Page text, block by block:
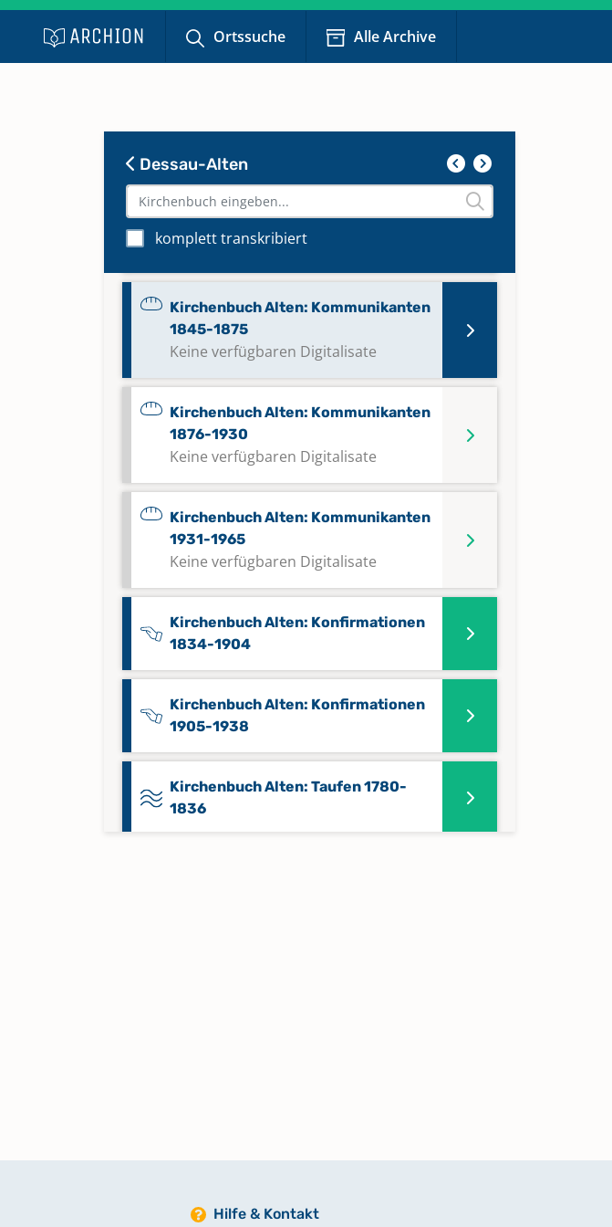
Ortssuche Alle Archive
Dessau-Alten
komplett transkribiert
Kirchenbuch Alten: Begräbnisse
1864-1871
Kirchenbuch Alten: Kommunikanten
1810-1844
Keine verfügbaren Digitalisate
Kirchenbuch Alten: Kommunikanten
1845-1875
Keine verfügbaren Digitalisate
Kirchenbuch Alten: Kommunikanten
1876-1930
Keine verfügbaren Digitalisate
Kirchenbuch Alten: Kommunikanten
1931-1965
Keine verfügbaren Digitalisate
Kirchenbuch Alten: Konfirmationen
1834-1904
Kirchenbuch Alten: Konfirmationen
1905-1938
Kirchenbuch Alten: Taufen 1780-
1836
Kirchenbuch Alten: Taufen,
Hilfe & Kontakt